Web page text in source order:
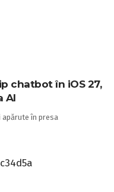
chatbot în iOS 27,
AI
în presa